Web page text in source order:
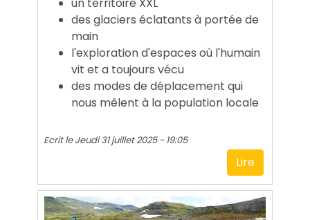
des glaciers éclatants à portée de
main
l'exploration d'espaces où l'humain
vit et a toujours vécu
des modes de déplacement qui
nous mêlent à la population locale
Ecrit leJeudi 31 juillet 2025 - 19:05
Lire